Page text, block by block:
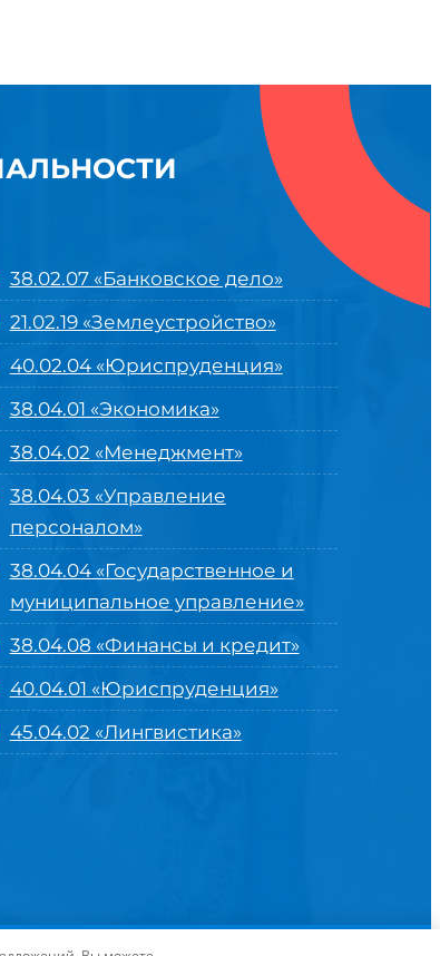
38.02.07 «Банковское дело»
21.02.19 «Землеустройство»
40.02.04 «Юриспруденция»
38.04.01 «Экономика»
38.04.02 «Менеджмент»
38.04.03 «Управление
персоналом»
38.04.04 «Государственное и
муниципальное управление»
38.04.08 «Финансы и кредит»
40.04.01 «Юриспруденция»
45.04.02 «Лингвистика»